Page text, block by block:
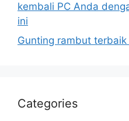
kembali PC Anda
ini
Gunting rambut
Categories